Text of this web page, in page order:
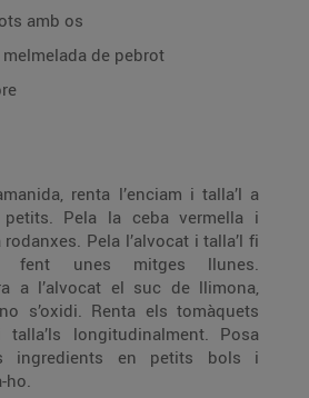
amb os
de pebrot
renta l’enciam i talla’l a
Pela la ceba vermella i
Pela l’alvocat i talla’l fi
fent unes mitges llunes.
a l’alvocat el suc de llimona,
s’oxidi. Renta els tomàquets
longitudinalment. Posa
ingredients en petits bols i
ho.